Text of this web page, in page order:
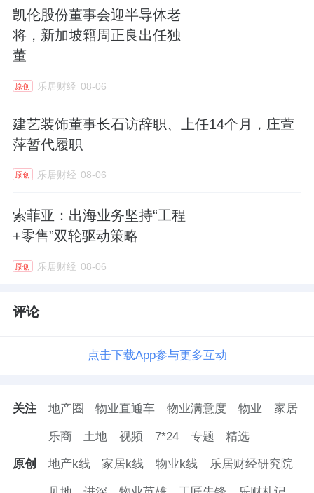
凯伦股份董事会迎半导体老
将，新加坡籍周正良出任独
董
原创 乐居财经 08-06
建艺装饰董事长石访辞职、上任14个月，庄萱
萍暂代履职
原创 乐居财经 08-06
索菲亚：出海业务坚持“工程
+零售”双轮驱动策略
原创 乐居财经 08-06
评论
点击下载App参与更多互动
关注 地产圈 物业直通车 物业满意度 物业 家居
乐商 土地 视频 7*24 专题 精选
原创 地产k线 家居k线 物业k线 乐居财经研究院